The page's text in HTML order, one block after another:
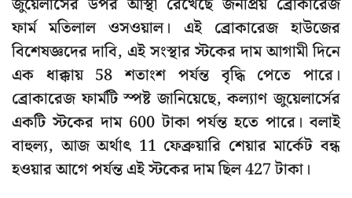
ফার্ম মতিলাল ওসওয়াল। এই ব্রোকারেজ হাউজের
বিশেষজ্ঞদের দাবি, এই সংস্থার স্টকের দাম আগামী দিনে
এক ধাক্কায় 58 শতাংশ পর্যন্ত বৃদ্ধি পেতে পারে।
ব্রোকারেজ ফার্মটি স্পষ্ট জানিয়েছে, কল্যাণ জুয়েলার্সের
একটি স্টকের দাম 600 টাকা পর্যন্ত হতে পারে। বলাই
বাহুল্য, আজ অর্থাৎ 11 ফেব্রুয়ারি শেয়ার মার্কেট বন্ধ
হওয়ার আগে পর্যন্ত এই স্টকের দাম ছিল 427 টাকা।